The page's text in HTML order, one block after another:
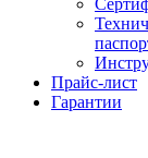
Прайс-лист
Гарантии